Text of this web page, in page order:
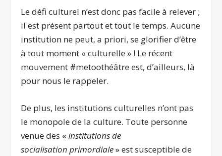
Le défi culturel n’est donc pas facile à relever ;
il est présent partout et tout le temps. Aucune
institution ne peut, a priori, se glorifier d’être
à tout moment « culturelle » ! Le récent
mouvement #metoothéâtre est, d’ailleurs, là
pour nous le rappeler.
De plus, les institutions culturelles n’ont pas
le monopole de la culture. Toute personne
venue des «institutions de
socialisation primordiale» est susceptible de